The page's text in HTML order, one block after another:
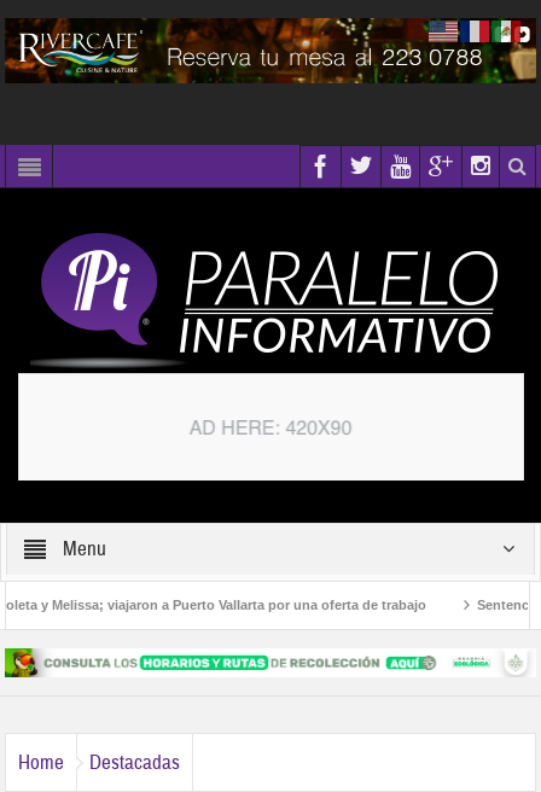
Menu
y Melissa; viajaron a Puerto Vallarta por una oferta de trabajo Sentencian
Home Destacadas